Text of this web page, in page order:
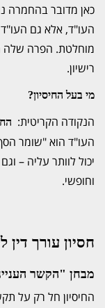
כאן מדובר בהחמרה
העו"ד, אלא גם
מוחלטת. הפרה שלה
רישיון.
מי בעל החיסיון?
הנקודה הקריטית:
העו"ד הוא "שומר
יכול לוותר עליה –
וחופשי.
חסיון עורך
מבחן "הקשר
החיסיון חל רק על